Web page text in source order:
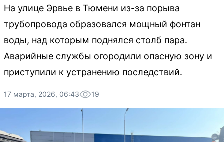
На улице Эрвье в Тюмени из-за порыва
трубопровода образовался мощный фонтан
воды, над которым поднялся столб пара.
Аварийные службы огородили опасную зону и
приступили к устранению последствий.
17 марта, 2026, 06:43 19